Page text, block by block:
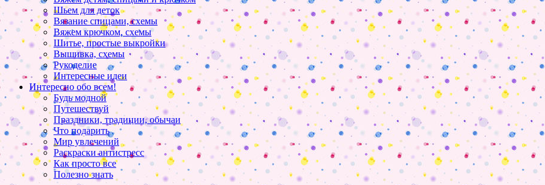
Шьем для деток
Вязание спицами, схемы
Вяжем крючком, схемы
Шитье, простые выкройки
Вышивка, схемы
Рукоделие
Интересные идеи
Интересно обо всем!
Будь модной
Путешествуй
Праздники, традиции, обычаи
Что подарить
Мир увлечений
Раскраски антистресс
Как просто все
Полезно знать